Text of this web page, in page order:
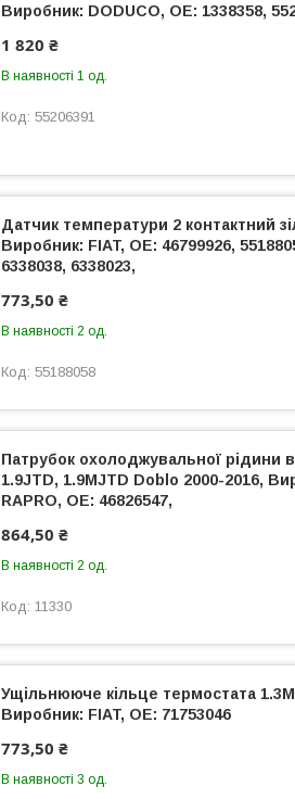
Виробник: DODUCO, OE: 1338358,
1 820 ₴
В наявності 1 од.
55206391
Датчик температури 2 контактний
Виробник: FIAT, OE: 46799926,
6338038, 6338023,
773,50 ₴
В наявності 2 од.
55188058
Патрубок охолоджувальної рідини
1.9JTD, 1.9MJTD Doblo 2000-2016,
RAPRO, OE: 46826547,
864,50 ₴
В наявності 2 од.
11330
Ущільнююче кільце термостата
Виробник: FIAT, OE: 71753046
773,50 ₴
В наявності 3 од.